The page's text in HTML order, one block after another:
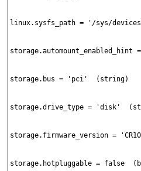
linux.sysfs_path = '/sys/
storage.bus = 'pci'  (string)
storage.drive_type = 'disk'
storage.firmware_version =
storage.hotpluggable = false